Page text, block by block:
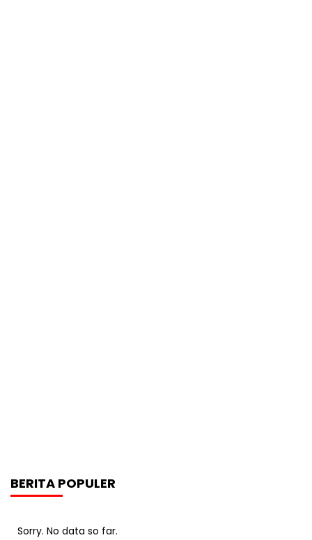
BERITA POPULER
Sorry. No data so far.